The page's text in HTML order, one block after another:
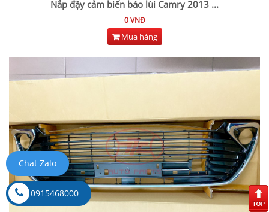
Nắp đậy cảm biến báo lùi Camry 2013 ...
0 VNĐ
Mua hàng
Chat Zalo
0915468000